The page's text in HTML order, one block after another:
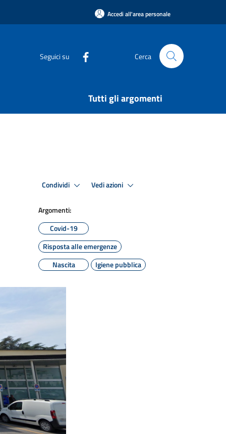
Accedi all'area personale
Seguici su Cerca
Tutti gli argomenti
Condividi Vedi azioni
Argomenti:
Covid-19
Risposta alle emergenze
Nascita
Igiene pubblica